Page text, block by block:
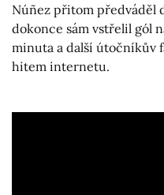
Núñez přitom předváděl
dokonce sám vstřelil gól
minuta a další útočníkův
hitem internetu.